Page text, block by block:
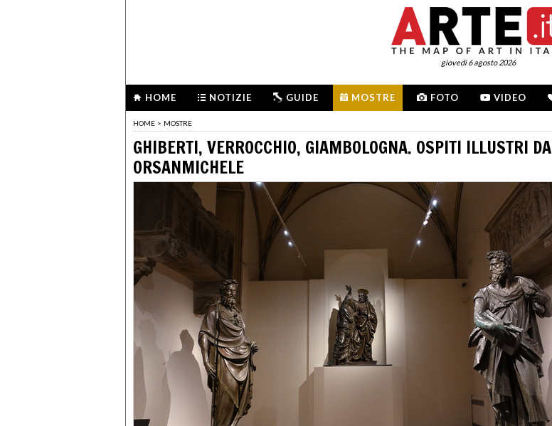
giovedì 6 agosto 2026
HOME NOTIZIE GUIDE MOSTRE FOTO VIDEO
HOME > MOSTRE
GHIBERTI, VERROCCHIO, GIAMBOLOGNA. OSPITI ILLUSTRI DA
ORSANMICHELE